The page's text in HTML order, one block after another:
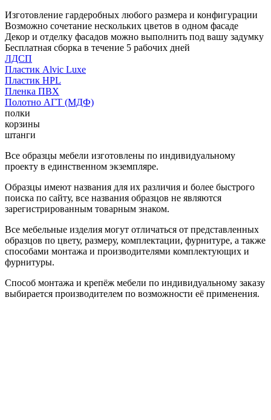
Изготовление гардеробных любого размера и конфигурации
Возможно сочетание нескольких цветов в одном фасаде
Декор и отделку фасадов можно выполнить под вашу задумку
Бесплатная сборка в течение 5 рабочих дней
ЛДСП
Пластик Alvic Luxe
Пластик HPL
Пленка ПВХ
Полотно АГТ (МДФ)
полки
корзины
штанги
Все образцы мебели изготовлены по индивидуальному
проекту в единственном экземпляре.
Образцы имеют названия для их различия и более быстрого
поиска по сайту, все названия образцов не являются
зарегистрированным товарным знаком.
Все мебельные изделия могут отличаться от представленных
образцов по цвету, размеру, комплектации, фурнитуре, а также
способами монтажа и производителями комплектующих и
фурнитуры.
Способ монтажа и крепёж мебели по индивидуальному заказу
выбирается производителем по возможности её применения.